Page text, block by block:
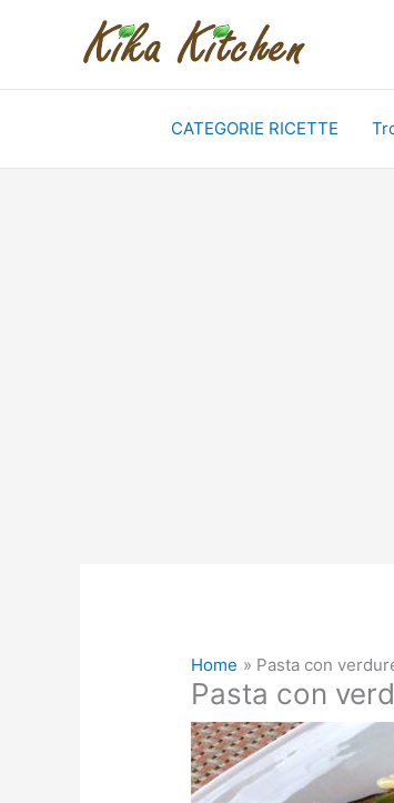
CATEGORIE RICETTE
Home Pasta con
Pasta con